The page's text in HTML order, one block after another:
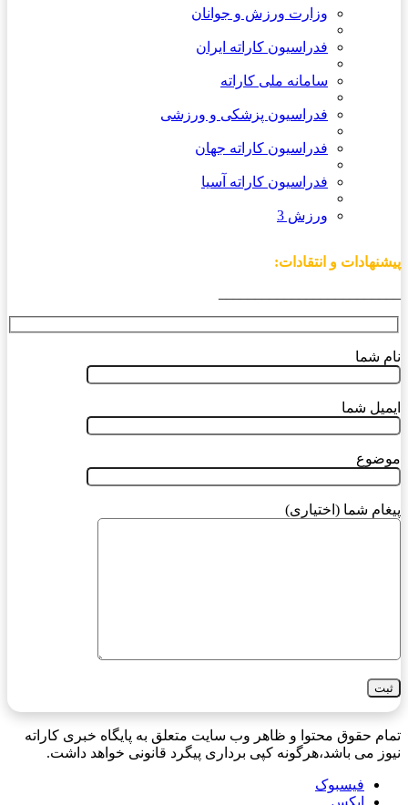
وزارت ورزش و جوانان
فدراسیون کاراته ایران
سامانه ملی کاراته
فدراسیون پزشکی و ورزشی
فدراسیون کاراته جهان
فدراسیون کاراته آسیا
ورزش 3
پیشنهادات و انتقادات:
نام شما
ایمیل شما
موضوع
پیغام شما (اختیاری)
تمام حقوق محتوا و ظاهر وب سایت متعلق به پایگاه خبری کاراته
نیوز می باشد،هرگونه کپی برداری پیگرد قانونی خواهد داشت.
فیسبوک